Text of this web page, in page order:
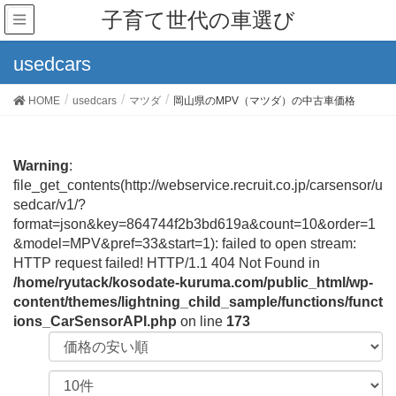
子育て世代の車選び
usedcars
HOME usedcars マツダ 岡山県のMPV（マツダ）の中古車価格
Warning:
file_get_contents(http://webservice.recruit.co.jp/carsensor/u
sedcar/v1/?
format=json&key=864744f2b3bd619a&count=10&order=1
&model=MPV&pref=33&start=1): failed to open stream:
HTTP request failed! HTTP/1.1 404 Not Found in
/home/ryutack/kosodate-kuruma.com/public_html/wp-
content/themes/lightning_child_sample/functions/funct
ions_CarSensorAPI.php on line 173